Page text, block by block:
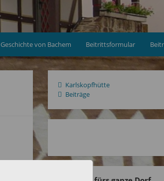
Geschichte von Bachem Beitrittsformular
Karlskopfhütte
Beiträge